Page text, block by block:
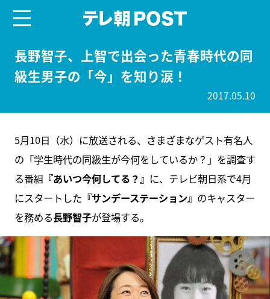
長野智子、上智で出会った青春時代の同
級生男子の「今」を知り涙！
2017.05.10
5月10日（水）に放送される、さまざまなゲスト有名人
の「学生時代の同級生が今何をしているか？」を調査す
る番組 『あいつ今何してる？』 に、テレビ朝日系で4月
にスタートした 『サンデーステーション』 のキャスター
を務める長野智子が登場する。